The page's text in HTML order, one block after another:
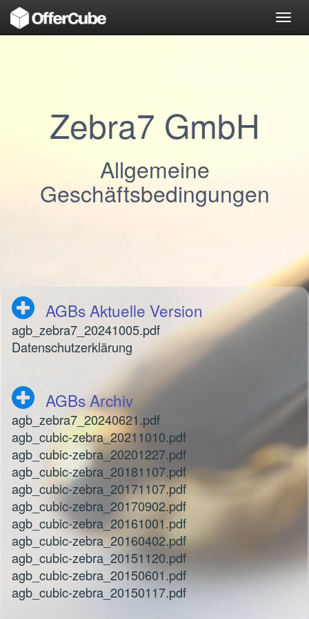
Zebra7 GmbH
Allgemeine
Geschäftsbedingungen
AGBs Aktuelle Version
agb_zebra7_20241005.pdf
Datenschutzerklärung
AGBs Archiv
agb_zebra7_20240621.pdf
agb_cubic-zebra_20211010.pdf
agb_cubic-zebra_20201227.pdf
agb_cubic-zebra_20181107.pdf
agb_cubic-zebra_20171107.pdf
agb_cubic-zebra_20170902.pdf
agb_cubic-zebra_20161001.pdf
agb_cubic-zebra_20160402.pdf
agb_cubic-zebra_20151120.pdf
agb_cubic-zebra_20150601.pdf
agb_cubic-zebra_20150117.pdf